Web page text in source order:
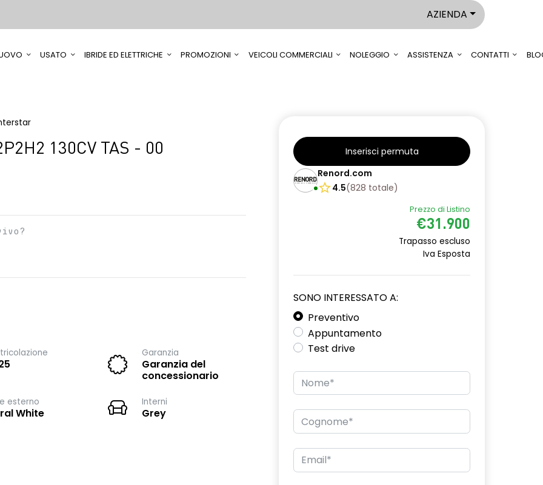
AZIENDA
USATO IBRIDE ED ELETTRICHE PROMOZIONI VEICOLI COMMERCIALI NOLEGGIO ASSISTENZA CONTATTI
130CV TAS - 00
Garanzia
Garanzia del
concessionario
esterno
White
Interni
Grey
Inserisci permuta
Renord.com
4.5(828 totale)
Prezzo di Listino
€31.900
Trapasso escluso
Iva Esposta
SONO INTERESSATO A:
Preventivo
Appuntamento
Test drive